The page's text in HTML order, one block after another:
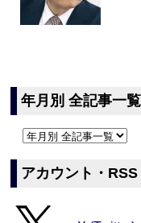
年月別 全記事一覧
アカウント・RSS